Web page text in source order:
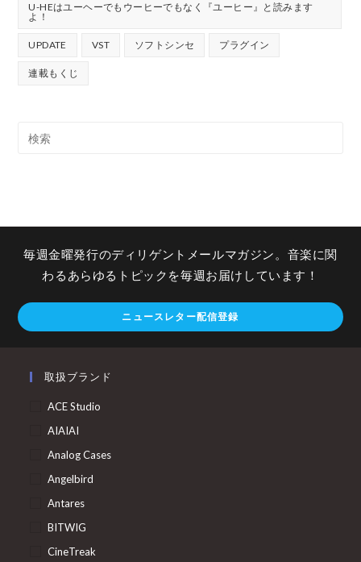
U-HEはユーヘーでもウーヒーでもなく『ユーヒー』と読みます
よ！
UPDATE VST ソフトシンセ プラグイン
連載もくじ
毎週金曜発行のディリゲントメールマガジン。音楽に関
わるあらゆるトピックを毎週お届けしています！
ニュースレター配信登録
取扱ブランド
ACE Studio
AIAIAI
Analog Cases
Angelbird
Antares
BITWIG
CineTreak